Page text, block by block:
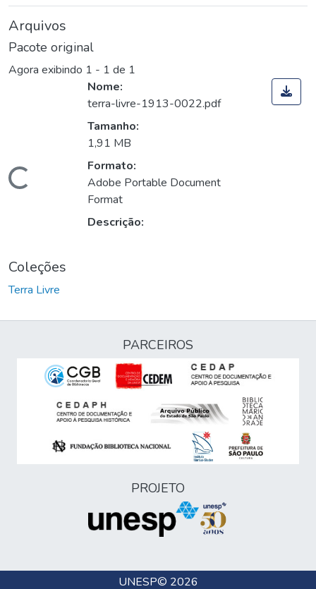
Arquivos
Pacote original
Agora exibindo 1 - 1 de 1
Carregando...
Nome:
terra-livre-1913-0022.pdf
Tamanho:
1,91 MB
Formato:
Adobe Portable Document
Format
Descrição:
Coleções
Terra Livre
PARCEIROS
PROJETO
UNESP© 2026